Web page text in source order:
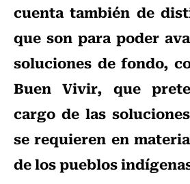
cuenta también de
que son para poder
soluciones de fondo,
Buen Vivir, que
cargo de las
se requieren en
de los pueblos